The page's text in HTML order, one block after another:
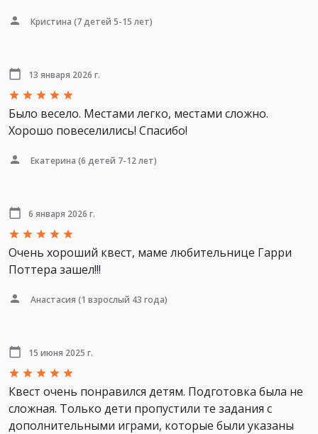
Кристина (7 детей 5-15 лет)
13 января 2026 г.
Было весело. Местами легко, местами сложно.
Хорошо повеселились! Спасибо!
Екатерина (6 детей 7-12 лет)
6 января 2026 г.
Очень хороший квест, маме любительнице Гарри
Поттера зашел!!!
Анастасия (1 взрослый 43 года)
15 июня 2025 г.
Квест очень понравился детям. Подготовка была не
сложная. Только дети пропустили те задания с
дополнительными играми, которые были указаны